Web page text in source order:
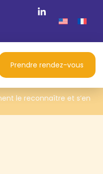
Prendre rendez-vous
le reconnaître et s’en